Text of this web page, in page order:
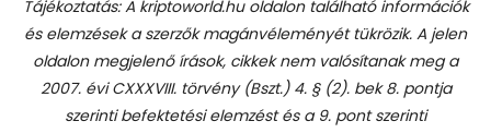
Tájékoztatás: A kriptoworld.hu oldalon található információk
és elemzések a szerzők magánvéleményét tükrözik. A jelen
oldalon megjelenő írások, cikkek nem valósítanak meg a
2007. évi CXXXVIII. törvény (Bszt.) 4. § (2). bek 8. pontja
szerinti befektetési elemzést és a 9. pont szerinti